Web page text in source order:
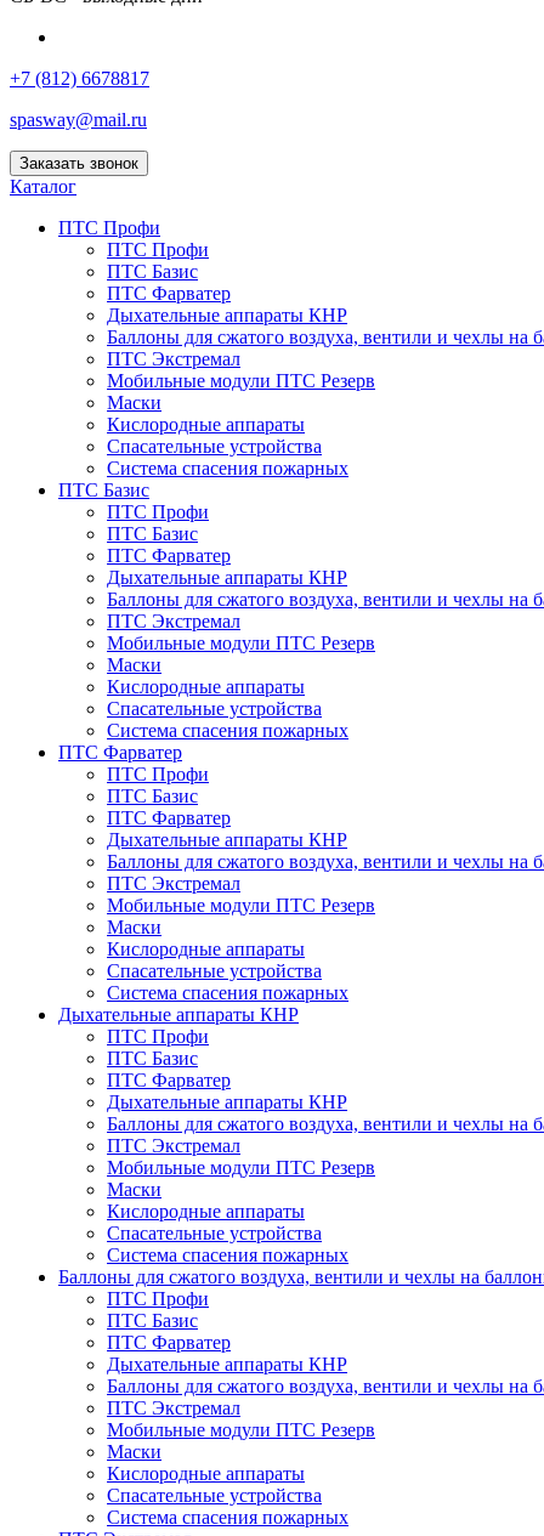
+7 (812) 6678817
spasway@mail.ru
Заказать звонок
Каталог
ПТС Профи
ПТС Профи
ПТС Базис
ПТС Фарватер
Дыхательные аппараты КНР
Баллоны для сжатого воздуха, вентили и чехлы на
ПТС Экстремал
Мобильные модули ПТС Резерв
Маски
Кислородные аппараты
Спасательные устройства
Система спасения пожарных
ПТС Базис
ПТС Профи
ПТС Базис
ПТС Фарватер
Дыхательные аппараты КНР
Баллоны для сжатого воздуха, вентили и чехлы на
ПТС Экстремал
Мобильные модули ПТС Резерв
Маски
Кислородные аппараты
Спасательные устройства
Система спасения пожарных
ПТС Фарватер
ПТС Профи
ПТС Базис
ПТС Фарватер
Дыхательные аппараты КНР
Баллоны для сжатого воздуха, вентили и чехлы на
ПТС Экстремал
Мобильные модули ПТС Резерв
Маски
Кислородные аппараты
Спасательные устройства
Система спасения пожарных
Дыхательные аппараты КНР
ПТС Профи
ПТС Базис
ПТС Фарватер
Дыхательные аппараты КНР
Баллоны для сжатого воздуха, вентили и чехлы на
ПТС Экстремал
Мобильные модули ПТС Резерв
Маски
Кислородные аппараты
Спасательные устройства
Система спасения пожарных
Баллоны для сжатого воздуха, вентили и чехлы на
ПТС Профи
ПТС Базис
ПТС Фарватер
Дыхательные аппараты КНР
Баллоны для сжатого воздуха, вентили и чехлы на
ПТС Экстремал
Мобильные модули ПТС Резерв
Маски
Кислородные аппараты
Спасательные устройства
Система спасения пожарных